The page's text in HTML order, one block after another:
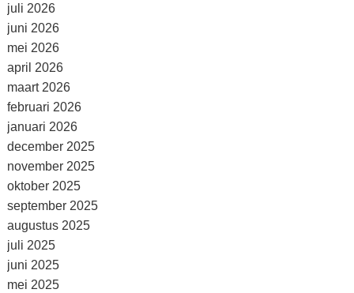
juli 2026
juni 2026
mei 2026
april 2026
maart 2026
februari 2026
januari 2026
december 2025
november 2025
oktober 2025
september 2025
augustus 2025
juli 2025
juni 2025
mei 2025